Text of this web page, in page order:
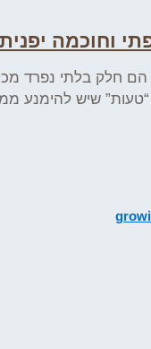
וחוכמה יפנית
חלק בלתי נפרד
“טעות” שיש להימנע